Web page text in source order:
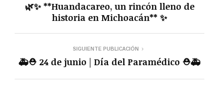
🌿✨ **Huandacareo, un rincón lleno de
historia en Michoacán** ✨
SIGUIENTE PUBLICACIÓN
🚑⛑️ 24 de junio | Día del Paramédico ⛑️🚑